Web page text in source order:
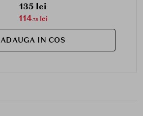
135 lei
114.75lei
ADAUGA IN COS